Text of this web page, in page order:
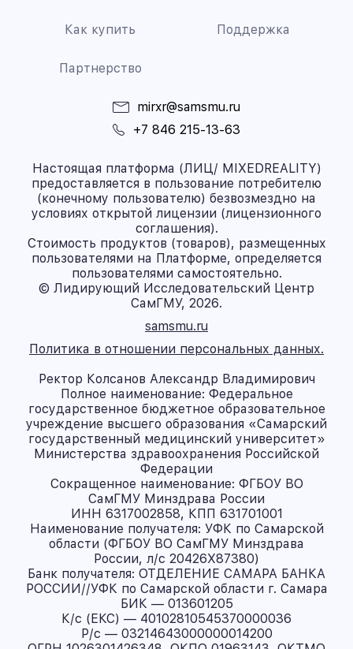
Как купить Поддержка
Партнерство
mirxr@samsmu.ru
+7 846 215-13-63
Настоящая платформа (ЛИЦ/ MIXEDREALITY)
предоставляется в пользование потребителю
(конечному пользователю) безвозмездно на
условиях открытой лицензии (лицензионного
соглашения).
Стоимость продуктов (товаров), размещенных
пользователями на Платформе, определяется
пользователями самостоятельно.
© Лидирующий Исследовательский Центр
СамГМУ, 2026.
samsmu.ru
Политика в отношении персональных данных.
Ректор Колсанов Александр Владимирович
Полное наименование: Федеральное
государственное бюджетное образовательное
учреждение высшего образования «Самарский
государственный медицинский университет»
Министерства здравоохранения Российской
Федерации
Сокращенное наименование: ФГБОУ ВО
СамГМУ Минздрава России
ИНН 6317002858, КПП 631701001
Наименование получателя: УФК по Самарской
области (ФГБОУ ВО СамГМУ Минздрава
России, л/с 20426X87380)
Банк получателя: ОТДЕЛЕНИЕ САМАРА БАНКА
РОССИИ//УФК по Самарской области г. Самара
БИК — 013601205
К/с (ЕКС) — 40102810545370000036
Р/с — 03214643000000014200